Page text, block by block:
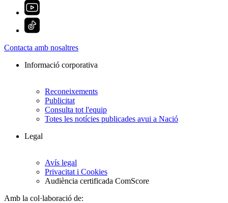
Contacta amb nosaltres
Informació corporativa
Reconeixements
Publicitat
Consulta tot l'equip
Totes les notícies publicades avui a Nació
Legal
Avís legal
Privacitat i Cookies
Audiència certificada ComScore
Amb la col·laboració de: